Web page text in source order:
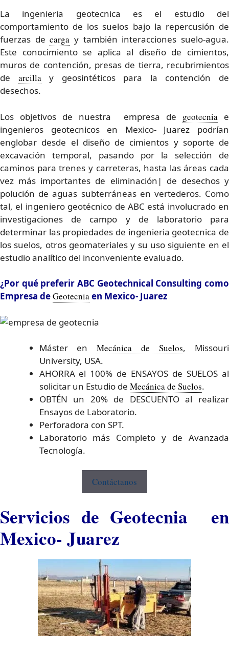
La ingenieria geotecnica es el estudio del
comportamiento de los suelos bajo la repercusión de
fuerzas decarga y también interacciones suelo-agua.
Este conocimiento se aplica al diseño de cimientos,
muros de contención, presas de tierra, recubrimientos
de arcillay geosintéticos para la contención de
desechos.
Los objetivos de nuestra empresa de geotecnia e
ingenieros geotecnicos en Mexico- Juarez podrían
englobar desde el diseño de cimientos y soporte de
excavación temporal, pasando por la selección de
caminos para trenes y carreteras, hasta las áreas cada
vez más importantes de eliminación| de desechos y
polución de aguas subterráneas en vertederos. Como
tal, el ingeniero geotécnico de ABC está involucrado en
investigaciones de campo y de laboratorio para
determinar las propiedades de ingenieria geotecnica de
los suelos, otros geomateriales y su uso siguiente en el
estudio analítico del inconveniente evaluado.
¿Por qué preferir ABC Geotechnical Consulting como
Empresa deGeotecniaen Mexico- Juarez
Máster enMecánica de Suelos, Missouri
University, USA.
AHORRA el 100% de ENSAYOS de SUELOS al
solicitar un Estudio de Mecánica de Suelos.
OBTÉN un 20% de DESCUENTO al realizar
Ensayos de Laboratorio.
Perforadora con SPT.
Laboratorio más Completo y de Avanzada
Tecnología.
Contáctanos
Servicios de Geotecnia en
Mexico- Juarez